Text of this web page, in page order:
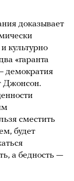
доказывает
культурно
«гаранта
демократия
Джонсон.
сместить
будет
а бедность —